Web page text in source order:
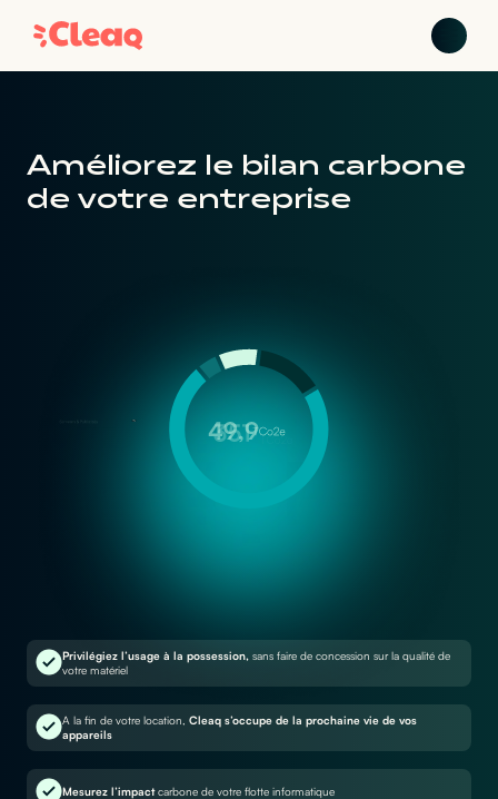
Améliorez le bilan carbone
de votre entreprise
Privilégiez l’usage à la possession, sans faire de concession sur la qualité de
votre matériel
A la fin de votre location, Cleaq s’occupe de la prochaine vie de vos
appareils
Mesurez l’impactcarbone de votre flotte informatique